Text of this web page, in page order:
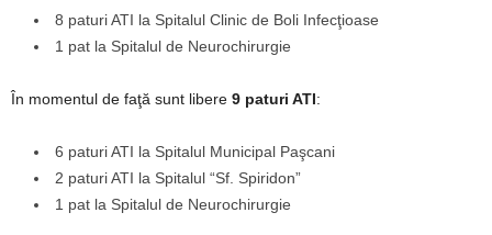
8 paturi ATI la Spitalul Clinic de Boli Infecţioase
1 pat la Spitalul de Neurochirurgie
În momentul de faţă sunt libere 9 paturi ATI:
6 paturi ATI la Spitalul Municipal Paşcani
2 paturi ATI la Spitalul “Sf. Spiridon”
1 pat la Spitalul de Neurochirurgie